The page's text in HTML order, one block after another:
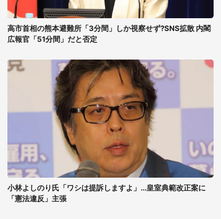
高市首相の熊本避難所「3分間」しか視察せず?SNS拡散 内閣
広報官「51分間」だと否定
小林よしのり氏「ワシは提訴しますよ」...皇室典範改正案に
「憲法違反」主張